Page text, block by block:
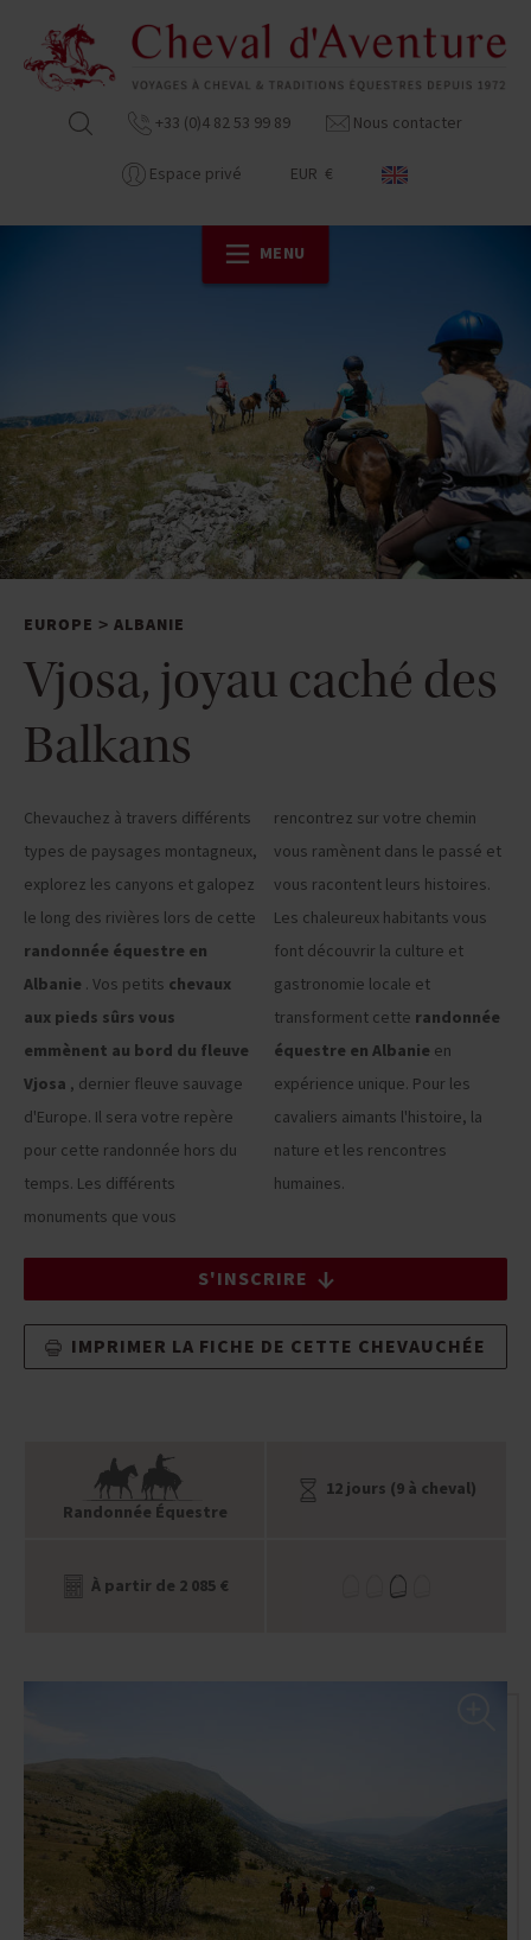
+33 (0)4 82 53 99 89 Nous contacter
Espace privé EUR €
MENU
EUROPE > ALBANIE
Vjosa, joyau caché des
Balkans
Chevauchez à travers différents
types de paysages montagneux,
explorez les canyons et galopez
le long des rivières lors de cette
randonnée équestre en
Albanie . Vos petits chevaux
aux pieds sûrs vous
emmènent au bord du fleuve
Vjosa , dernier fleuve sauvage
d'Europe. Il sera votre repère
pour cette randonnée hors du
temps. Les différents
monuments que vous
rencontrez sur votre chemin
vous ramènent dans le passé et
vous racontent leurs histoires.
Les chaleureux habitants vous
font découvrir la culture et
gastronomie locale et
transforment cette randonnée
équestre en Albanie en
expérience unique. Pour les
cavaliers aimants l'histoire, la
nature et les rencontres
humaines.
S'INSCRIRE
IMPRIMER LA FICHE DE CETTE CHEVAUCHÉE
Randonnée Équestre
12 jours (9 à cheval)
À partir de 2 085 €